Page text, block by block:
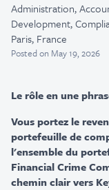
Administration,
Development,
Paris, France
Postedon May 19, 2026
Le rôleenune
Vous portez le
portefeuillede
l'ensembledu
Financial Crime
cheminclairvers